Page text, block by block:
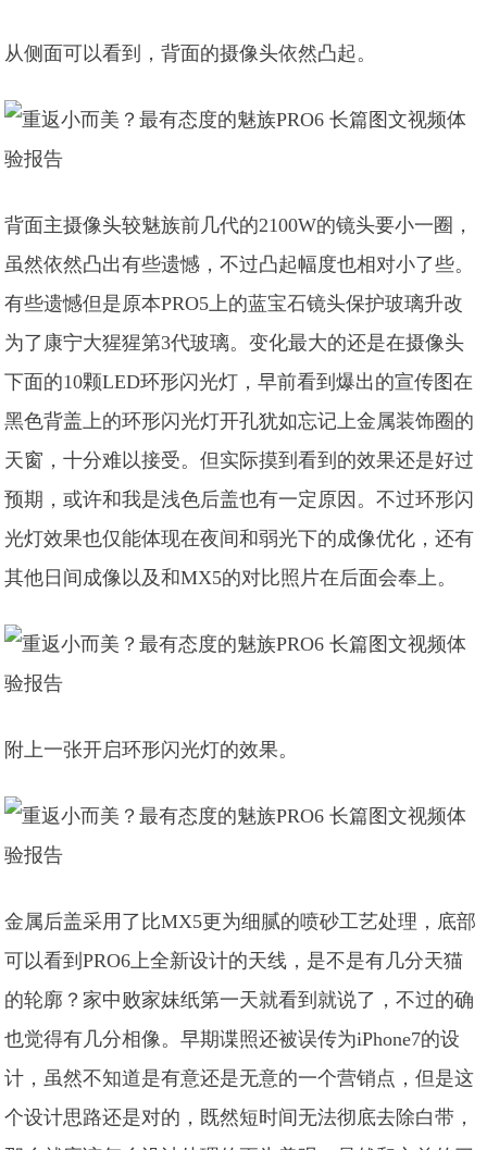
从侧面可以看到，背面的摄像头依然凸起。
背面主摄像头较魅族前几代的2100W的镜头要小一圈，
虽然依然凸出有些遗憾，不过凸起幅度也相对小了些。
有些遗憾但是原本PRO5上的蓝宝石镜头保护玻璃升改
为了康宁大猩猩第3代玻璃。变化最大的还是在摄像头
下面的10颗LED环形闪光灯，早前看到爆出的宣传图在
黑色背盖上的环形闪光灯开孔犹如忘记上金属装饰圈的
天窗，十分难以接受。但实际摸到看到的效果还是好过
预期，或许和我是浅色后盖也有一定原因。不过环形闪
光灯效果也仅能体现在夜间和弱光下的成像优化，还有
其他日间成像以及和MX5的对比照片在后面会奉上。
附上一张开启环形闪光灯的效果。
金属后盖采用了比MX5更为细腻的喷砂工艺处理，底部
可以看到PRO6上全新设计的天线，是不是有几分天猫
的轮廓？家中败家妹纸第一天就看到就说了，不过的确
也觉得有几分相像。早期谍照还被误传为iPhone7的设
计，虽然不知道是有意还是无意的一个营销点，但是这
个设计思路还是对的，既然短时间无法彻底去除白带，